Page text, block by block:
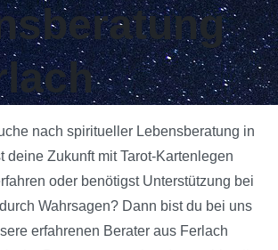
nach spiritueller Lebensberatung in
deine Zukunft mit Tarot-Kartenlegen
oder benötigst Unterstützung bei
Wahrsagen? Dann bist du bei uns
erfahrenen Berater aus Ferlach